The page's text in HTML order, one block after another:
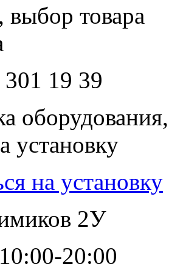
выбор товара
19 39
оборудования,
установку
на установку
2У
20:00